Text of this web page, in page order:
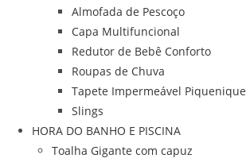
Almofada de Pescoço
Capa Multifuncional
Redutor de Bebê Conforto
Roupas de Chuva
Tapete Impermeável Piquenique
Slings
HORA DO BANHO E PISCINA
Toalha Gigante com capuz